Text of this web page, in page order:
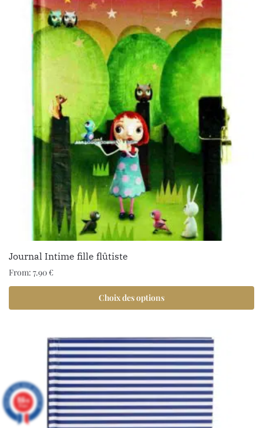
Journal Intime fille flûtiste
From: 7.90€
Choix des options
9.6 /10